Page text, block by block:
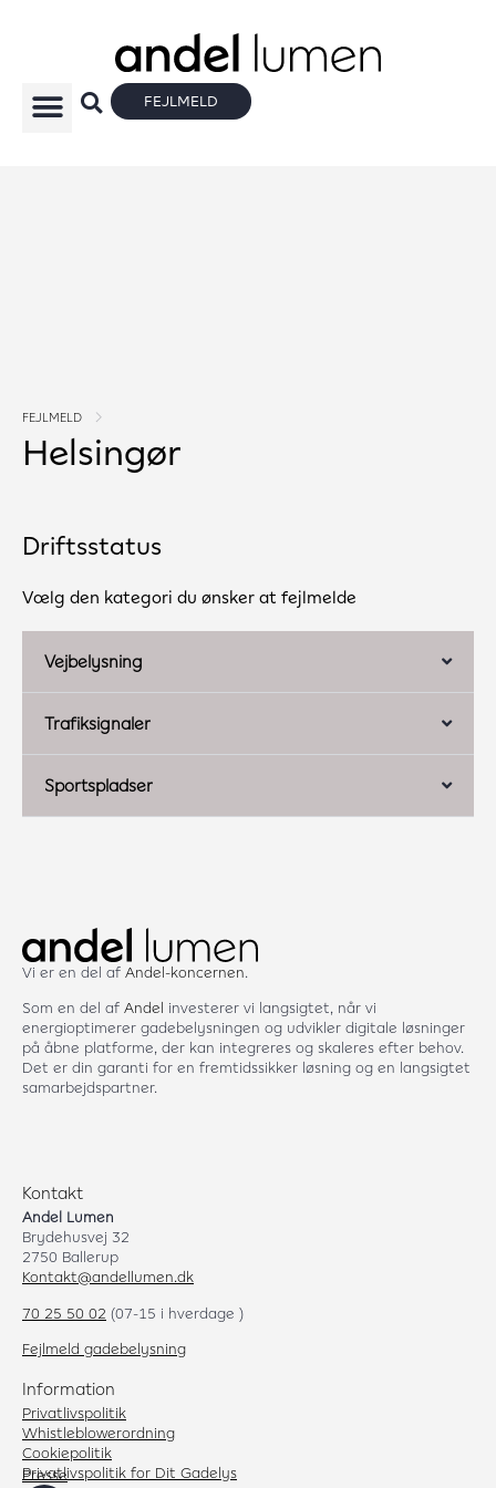
FEJLMELD
FEJLMELD
Helsingør
Driftsstatus
Vælg den kategori du ønsker at fejlmelde
Vejbelysning
Trafiksignaler
Sportspladser
Vi er en del af Andel-koncernen.
Som en del af Andel investerer vi langsigtet, når vi
energioptimerer gadebelysningen og udvikler digitale løsninger
på åbne platforme, der kan integreres og skaleres efter behov.
Det er din garanti for en fremtidssikker løsning og en langsigtet
samarbejdspartner.
Kontakt
Andel Lumen
Brydehusvej 32
2750 Ballerup
Kontakt@andellumen.dk
70 25 50 02 (07-15 i hverdage )
Fejlmeld gadebelysning
Information
Privatlivspolitik
Whistleblowerordning
Cookiepolitik
Privatlivspolitik for Dit Gadelys
Presse